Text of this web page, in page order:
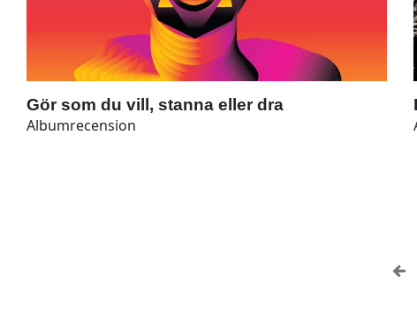
Gör som du vill, stanna eller dra
Albumrecension